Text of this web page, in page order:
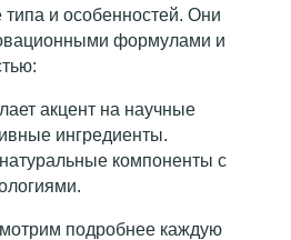
типа и особенностей. Они
формулами и
акцент на научные
ингредиенты.
натуральные компоненты с
подробнее каждую